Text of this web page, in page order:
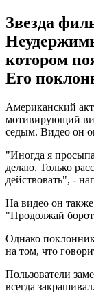
Звезда
котором
Его
Американский
мотивирующий
седым. Видео он
"Иногда я
делаю. Только
действовать", -
На видео он
"Продолжай
Однако
на том, что
Пользователи
всегда закрашивал.